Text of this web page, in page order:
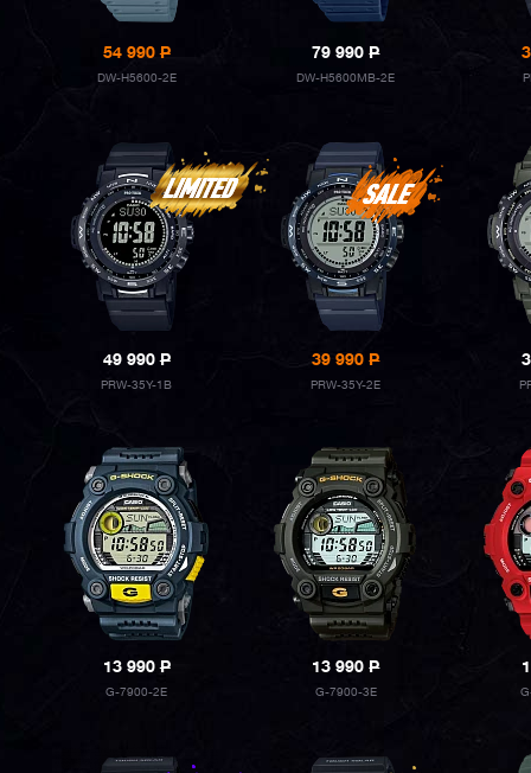
54 990P
DW-H5600-2E
79 990P
DW-H5600MB-2E
49 990P
PRW-35Y-1B
39 990P
PRW-35Y-2E
13 990P
G-7900-2E
13 990P
G-7900-3E